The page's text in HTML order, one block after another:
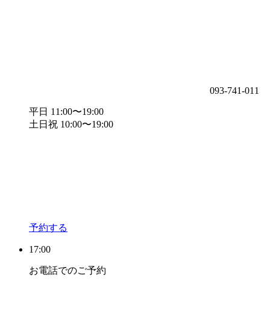
093-741-011
平日 11:00〜19:00
土日祝 10:00〜19:00
予約する
17:00
お電話でのご予約